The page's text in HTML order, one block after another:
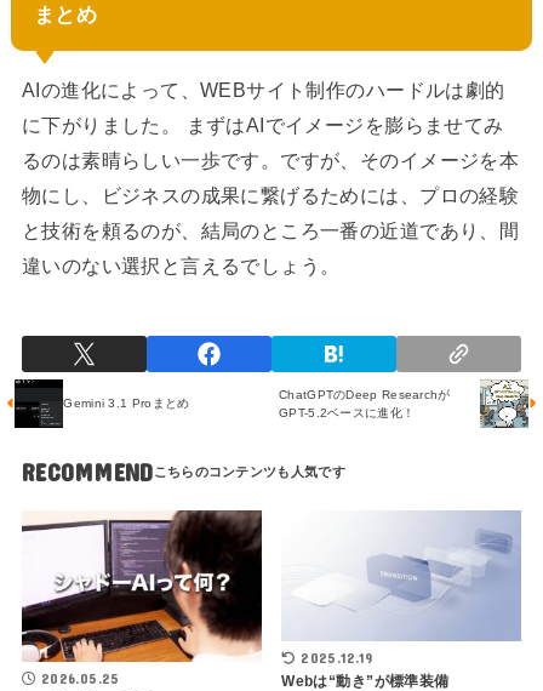
まとめ
AIの進化によって、WEBサイト制作のハードルは劇的
に下がりました。 まずはAIでイメージを膨らませてみ
るのは素晴らしい一歩です。ですが、そのイメージを本
物にし、ビジネスの成果に繋げるためには、プロの経験
と技術を頼るのが、結局のところ一番の近道であり、間
違いのない選択と言えるでしょう。
Gemini 3.1 Proまとめ
ChatGPTのDeep Researchが
GPT-5.2ベースに進化！
RECOMMEND
2026.05.25
2025.12.19
Webは“動き”が標準装備